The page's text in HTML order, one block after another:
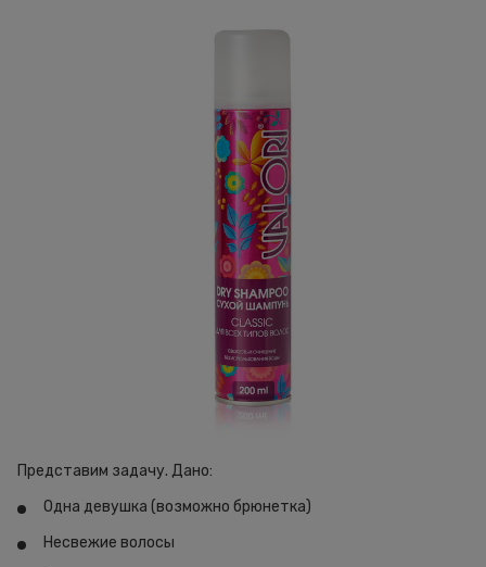
Представим задачу. Дано:
Одна девушка (возможно брюнетка)
Несвежие волосы